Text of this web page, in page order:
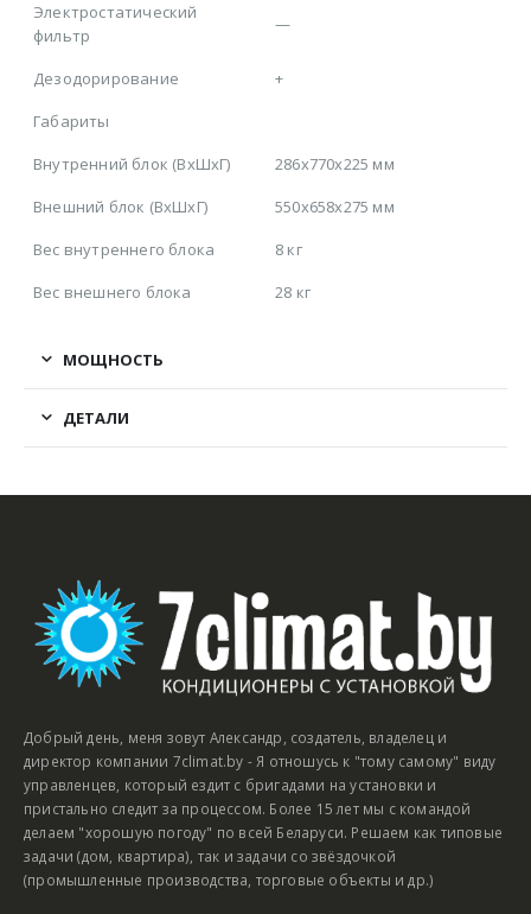
Электростатический
фильтр
—
Дезодорирование
+
Габариты
Внутренний блок (ВхШхГ)
286х770х225 мм
Внешний блок (ВхШхГ)
550х658х275 мм
Вес внутреннего блока
8 кг
Вес внешнего блока
28 кг
МОЩНОСТЬ
ДЕТАЛИ
Добрый день, меня зовут Александр, создатель, владелец и
директор компании 7climat.by - Я отношусь к "тому самому" виду
управленцев, который ездит с бригадами на установки и
пристально следит за процессом. Более 15 лет мы с командой
делаем "хорошую погоду" по всей Беларуси. Решаем как типовые
задачи (дом, квартира), так и задачи со звёздочкой
(промышленные производства, торговые объекты и др.)